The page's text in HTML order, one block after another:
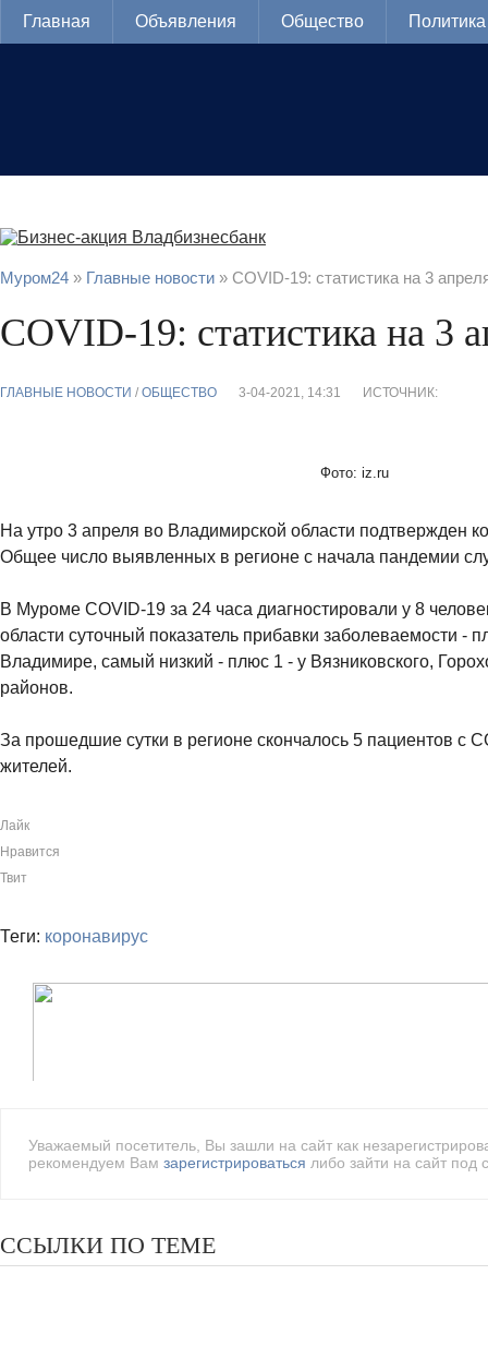
Главная Объявления Общество Политика
Муром24 » Главные новости » COVID-19: статистика на 3
COVID-19: статистика на 3
ГЛАВНЫЕ НОВОСТИ / ОБЩЕСТВО 3-04-2021, 14:31 ИСТОЧНИК:
Фото: iz.ru
На утро 3 апреля во Владимирской области подтвержден
Общее число выявленных в регионе с начала пандемии
В Муроме COVID-19 за 24 часа диагностировали у 8
области суточный показатель прибавки заболеваемости -
Владимире, самый низкий - плюс 1 - у Вязниковского,
районов.
За прошедшие сутки в регионе скончалось 5 пациентов с
жителей.
Лайк
Нравится
Твит
Теги: коронавирус
Уважаемый посетитель, Вы зашли на сайт как
рекомендуем Вам зарегистрироваться либо зайти на сайт под
ССЫЛКИ ПО ТЕМЕ